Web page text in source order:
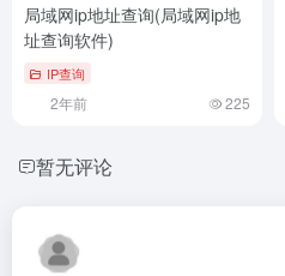
局域网ip地址查询(局域网ip地
址查询软件)
IP查询
2年前 225
暂无评论